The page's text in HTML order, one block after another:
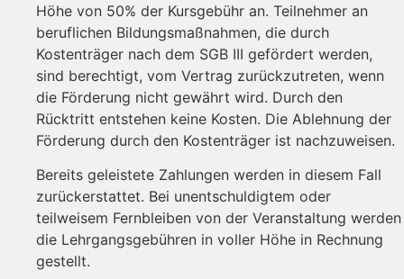
Höhe von 50% der Kursgebühr an. Teilnehmer an
beruflichen Bildungsmaßnahmen, die durch
Kostenträger nach dem SGB III gefördert werden,
sind berechtigt, vom Vertrag zurückzutreten, wenn
die Förderung nicht gewährt wird. Durch den
Rücktritt entstehen keine Kosten. Die Ablehnung der
Förderung durch den Kostenträger ist nachzuweisen.
Bereits geleistete Zahlungen werden in diesem Fall
zurückerstattet. Bei unentschuldigtem oder
teilweisem Fernbleiben von der Veranstaltung werden
die Lehrgangsgebühren in voller Höhe in Rechnung
gestellt.